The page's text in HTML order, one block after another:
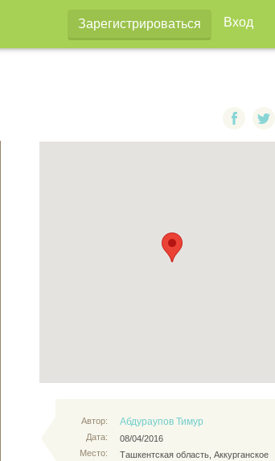
Зарегистрироваться Вход
Автор:
Дата:
Место:
Абдураупов Тимур
08/04/2016
Ташкентская область, Аккурганское